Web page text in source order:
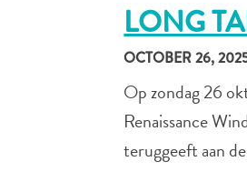
LONG
OCTOBER 26,
Op zondag 26
Renaissance
teruggeeft aan
Zo te zien heb je nog geen